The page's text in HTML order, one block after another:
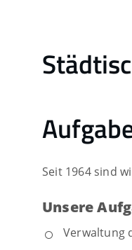
Seit 1964 sind
Unsere
Verwaltung